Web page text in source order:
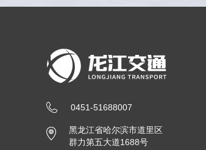
0451-51688007
黑龙江省哈尔滨市道里区
群力第五大道1688号